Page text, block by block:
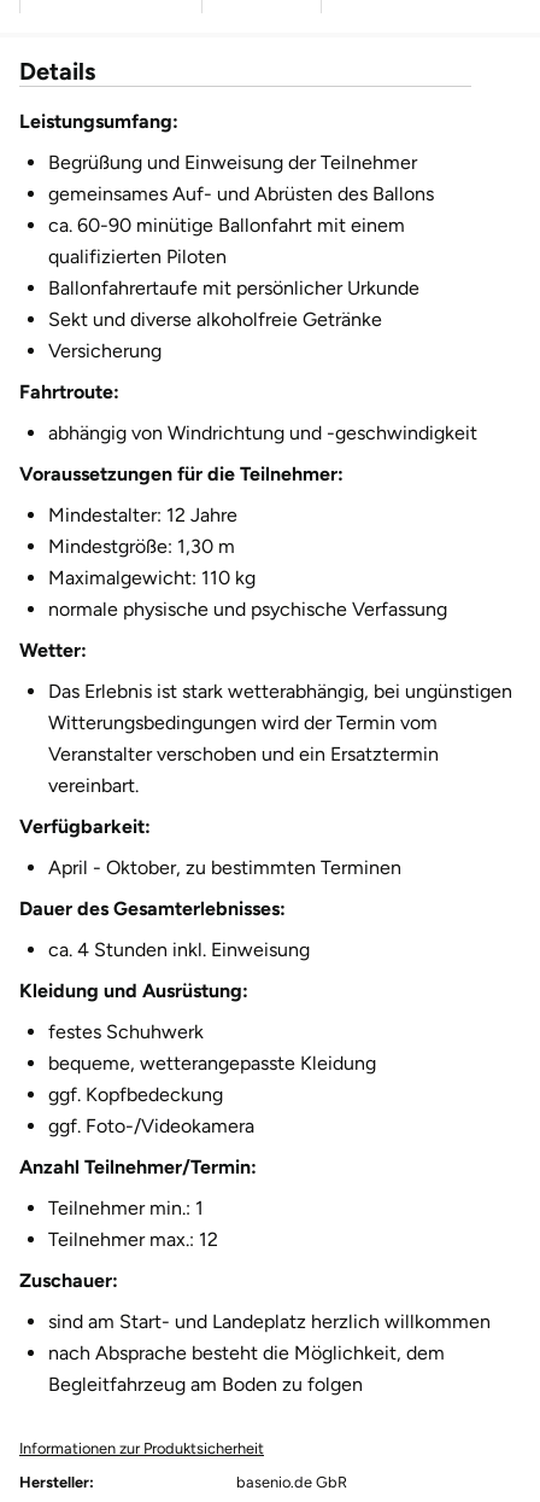
2.755,00 €
11 Personen
12 Personen 3.305,00 €
Details
Leistungsumfang:
Begrüßung und Einweisung der Teilnehmer
gemeinsames Auf- und Abrüsten des Ballons
ca. 60-90 minütige Ballonfahrt mit einem
qualifizierten Piloten
Ballonfahrertaufe mit persönlicher Urkunde
Sekt und diverse alkoholfreie Getränke
Versicherung
Fahrtroute:
abhängig von Windrichtung und -geschwindigkeit
Voraussetzungen für die Teilnehmer:
Mindestalter: 12 Jahre
Mindestgröße: 1,30 m
Maximalgewicht: 110 kg
normale physische und psychische Verfassung
Wetter:
Das Erlebnis ist stark wetterabhängig, bei ungünstigen
Witterungsbedingungen wird der Termin vom
Veranstalter verschoben und ein Ersatztermin
vereinbart.
Verfügbarkeit:
April - Oktober, zu bestimmten Terminen
Dauer des Gesamterlebnisses:
ca. 4 Stunden inkl. Einweisung
Kleidung und Ausrüstung:
festes Schuhwerk
bequeme, wetterangepasste Kleidung
ggf. Kopfbedeckung
ggf. Foto-/Videokamera
Anzahl Teilnehmer/Termin:
Teilnehmer min.: 1
Teilnehmer max.: 12
Zuschauer:
sind am Start- und Landeplatz herzlich willkommen
nach Absprache besteht die Möglichkeit, dem
Begleitfahrzeug am Boden zu folgen
Informationen zur Produktsicherheit
Hersteller:
basenio.de GbR
Fürth
Gelnhausen
Gera
Gersfeld
Gotha
Göppingen
Görlitz
Halle
Hanau
Hannover
Heidelberg
Heilbronn
Heldburg
Herzogenaurach
Herzogtum Lauenburg
Homburg
Ibbenbüren
Jena